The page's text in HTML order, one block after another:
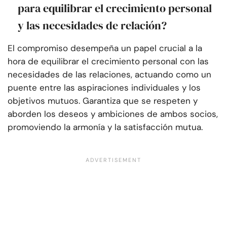
para equilibrar el crecimiento personal
y las necesidades de relación?
El compromiso desempeña un papel crucial a la
hora de equilibrar el crecimiento personal con las
necesidades de las relaciones, actuando como un
puente entre las aspiraciones individuales y los
objetivos mutuos. Garantiza que se respeten y
aborden los deseos y ambiciones de ambos socios,
promoviendo la armonía y la satisfacción mutua.